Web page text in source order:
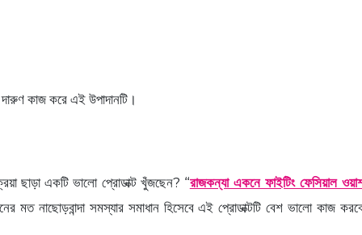
কাজ করে এই উপাদানটি।
ছাড়া একটি ভালো প্রোডাক্ট খুঁজছেন? “রাজকন্যা একনে ফাইটিং ফেসিয়াল
মত নাছোড়বান্দা সমস্যার সমাধান হিসেবে এই প্রোডাক্টটি বেশ ভালো